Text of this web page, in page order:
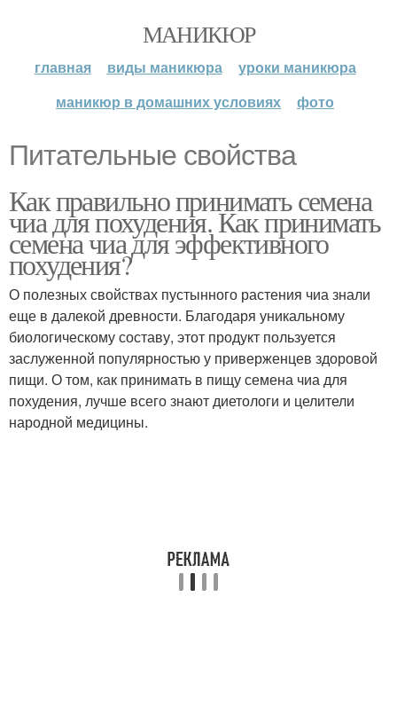
МАНИКЮР
главная виды маникюра
уроки маникюра
маникюр в домашних условиях
фото
Питательные свойства
Как правильно принимать семена
чиа для похудения. Как принимать
семена чиа для эффективного
похудения?
О полезных свойствах пустынного растения чиа знали
еще в далекой древности. Благодаря уникальному
биологическому составу, этот продукт пользуется
заслуженной популярностью у приверженцев здоровой
пищи. О том, как принимать в пищу семена чиа для
похудения, лучше всего знают диетологи и целители
народной медицины.